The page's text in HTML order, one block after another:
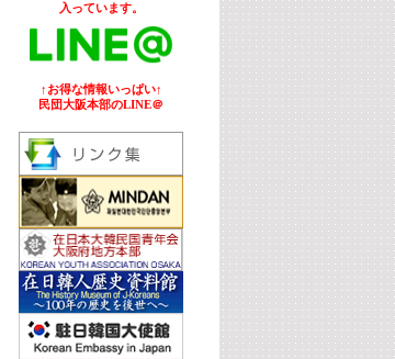
入っています。
↑お得な情報いっぱい↑
民団大阪本部のLINE＠